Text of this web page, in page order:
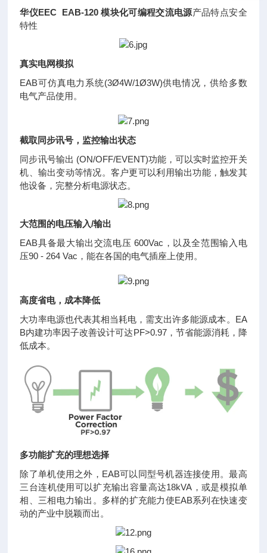
华仪EEC EAB-120 模块化可编程交流电源产品特点安全
特性
真实电网模拟
EAB可仿真电力系统(3Ø4W/1Ø3W)供电情况，供给多数
电气产品使用。
截取同步讯号，监控输出状态
同步讯号输出 (ON/OFF/EVENT)功能，可以实时监控开关
机、输出变动等情况。客户更可以利用输出功能，触发其
他设备，完整分析电源状态。
大范围的电压输入/输出
EAB具备最大输出交流电压 600Vac，以及全范围输入电
压90 - 264 Vac，能在各国的电气插座上使用。
高度省电，成本降低
大功率电源也代表其相当耗电，需支出许多能源成本。EA
B内建功率因子改善设计可达PF>0.97，节省能源消耗，降
低成本。
多功能扩充的理想选择
除了单机使用之外，EAB可以同型号机器连接使用。最高
三台连机使用可以扩充输出容量高达18kVA，或是模拟单
相、三相电力输出。多样的扩充能力使EAB系列在快速变
动的产业中脱颖而出。